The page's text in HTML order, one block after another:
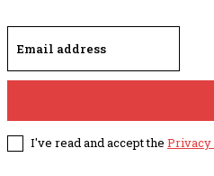
I've read and accept the Privacy